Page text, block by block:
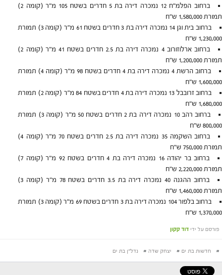
ברחוב הפלמ"ח 12 נמכרה דירה בת 5 חדרים בשטח 105 מ"ר (קומה 2)
תמורת 1,580,000 ש"ח
ברחוב בית וגן 14 נמכרה דירה בת 3 חדרים בשטח 61 מ"ר (קומה 3) תמורת
1,230,000 ש"ח
ברחוב ארלוזורוב 4 נמכרה דירה בת 2.5 חדרים בשטח 41 מ"ר (קומה 2)
תמורת 1,200,000 ש"ח
ברחוב הרשת 4 נמכרה דירה בת 4 חדרים בשטח 98 מ"ר (קומה 4) תמורת
1,600,000 ש"ח
ברחוב זרובבל 13 נמכרה דירה בת 4 חדרים בשטח 84 מ"ר (קומה 2) תמורת
1,680,000 ש"ח
ברחוב רהב 10 נמכרה דירה בת 2 חדרים בשטח 50 מ"ר (קומה 3) תמורת
800,000 ש"ח
ברחוב השקמה 35 נמכרה דירה בת 2.5 חדרים בשטח 70 מ"ר (קומה 4)
תמורת 750,000 ש"ח
ברחוב בר יהודה 16 נמכרה דירה בת 4 חדרים בשטח 92 מ"ר (קומה 7)
תמורת 2,220,000 ש"ח
ברחוב ההגנה 40 נמכרה דירה בת 3.5 חדרים בשטח 78 מ"ר (קומה 3)
תמורת 1,460,000 ש"ח
ברחוב בלפור 104 נמכרה דירה בת 3 חדרים בשטח 69 מ"ר (קומה 3) תמורת
1,370,000 ש"ח
פורסם על ידי דוד קקון
# חדשות בת ים # יצחק שדה # נדל"ן בת ים